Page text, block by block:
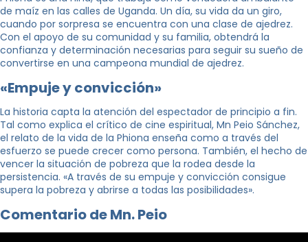
de maíz en las calles de Uganda. Un día, su vida da un giro,
cuando por sorpresa se encuentra con una clase de ajedrez.
Con el apoyo de su comunidad y su familia, obtendrá la
confianza y determinación necesarias para seguir su sueño de
convertirse en una campeona mundial de ajedrez.
«Empuje y convicción»
La historia capta la atención del espectador de principio a fin.
Tal como explica el crítico de cine espiritual, Mn Peio Sánchez,
el relato de la vida de la Phiona enseña como a través del
esfuerzo se puede crecer como persona. También, el hecho de
vencer la situación de pobreza que la rodea desde la
persistencia. «A través de su empuje y convicción consigue
supera la pobreza y abrirse a todas las posibilidades».
Comentario de Mn. Peio